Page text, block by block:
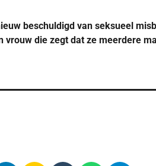
beschuldigd van seksueel
vrouw die zegt dat ze meerdere